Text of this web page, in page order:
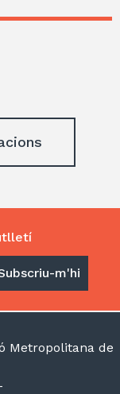
Metropolitana de